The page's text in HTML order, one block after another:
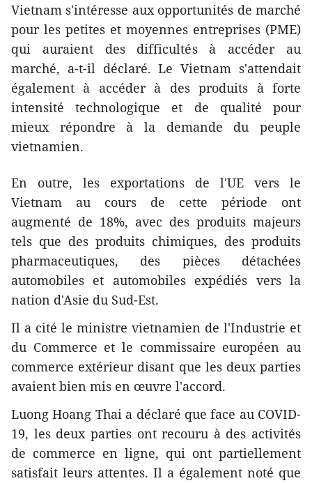
Vietnam s'intéresse aux opportunités de marché
pour les petites et moyennes entreprises (PME)
qui auraient des difficultés à accéder au
marché, a-t-il déclaré. Le Vietnam s'attendait
également à accéder à des produits à forte
intensité technologique et de qualité pour
mieux répondre à la demande du peuple
vietnamien.
En outre, les exportations de l'UE vers le
Vietnam au cours de cette période ont
augmenté de 18%, avec des produits majeurs
tels que des produits chimiques, des produits
pharmaceutiques, des pièces détachées
automobiles et automobiles expédiés vers la
nation d'Asie du Sud-Est.
Il a cité le ministre vietnamien de l'Industrie et
du Commerce et le commissaire européen au
commerce extérieur disant que les deux parties
avaient bien mis en œuvre l'accord.
Luong Hoang Thai a déclaré que face au COVID-
19, les deux parties ont recouru à des activités
de commerce en ligne, qui ont partiellement
satisfait leurs attentes. Il a également noté que